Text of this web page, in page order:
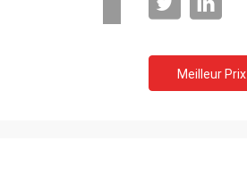
Meilleur Prix